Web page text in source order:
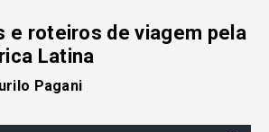
e roteiros de viagem pela
Latina
Pagani